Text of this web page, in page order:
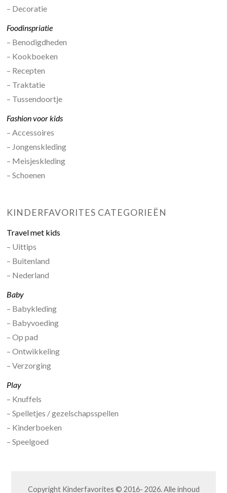
– Decoratie
Foodinspriatie
– Benodigdheden
– Kookboeken
– Recepten
– Traktatie
– Tussendoortje
Fashion voor kids
– Accessoires
– Jongenskleding
– Meisjeskleding
– Schoenen
KINDERFAVORITES CATEGORIEËN
Travel met kids
– Uittips
– Buitenland
– Nederland
Baby
– Babykleding
– Babyvoeding
– Op pad
– Ontwikkeling
– Verzorging
Play
– Knuffels
– Spelletjes / gezelschapsspellen
– Kinderboeken
– Speelgoed
Copyright Kinderfavorites © 2016- 2026. Alle inhoud